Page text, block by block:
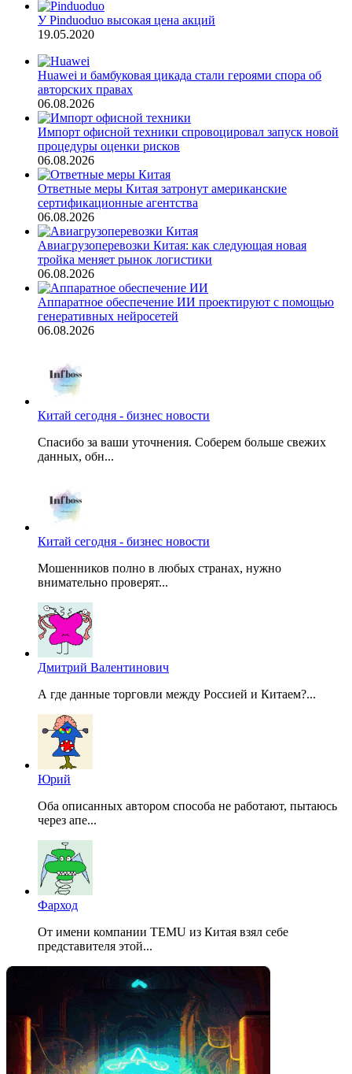
У Pinduoduo высокая цена акций
19.05.2020
Huawei и бамбуковая цикада стали героями спора об
авторских правах
06.08.2026
Импорт офисной техники спровоцировал запуск новой
процедуры оценки рисков
06.08.2026
Ответные меры Китая затронут американские
сертификационные агентства
06.08.2026
Авиагрузоперевозки Китая: как следующая новая
тройка меняет рынок логистики
06.08.2026
Аппаратное обеспечение ИИ проектируют с помощью
генеративных нейросетей
06.08.2026
Китай сегодня - бизнес новости
Спасибо за ваши уточнения. Соберем больше свежих
данных, обн...
Китай сегодня - бизнес новости
Мошенников полно в любых странах, нужно
внимательно проверят...
Дмитрий Валентинович
А где данные торговли между Россией и Китаем?...
Юрий
Оба описанных автором способа не работают, пытаюсь
через апе...
Фарход
От имени компании TEMU из Китая взял себе
представителя этой...